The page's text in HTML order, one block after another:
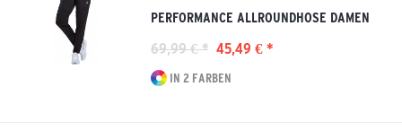
PERFORMANCE ALLROUNDHOSE DAMEN
69,99 € * 45,49 € *
IN 2 FARBEN